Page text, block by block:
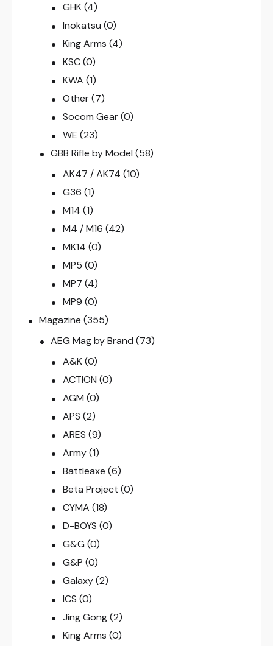
GHK (4)
Inokatsu (0)
King Arms (4)
KSC (0)
KWA (1)
Other (7)
Socom Gear (0)
WE (23)
GBB Rifle by Model (58)
AK47 / AK74 (10)
G36 (1)
M14 (1)
M4 / M16 (42)
MK14 (0)
MP5 (0)
MP7 (4)
MP9 (0)
Magazine (355)
AEG Mag by Brand (73)
A&K (0)
ACTION (0)
AGM (0)
APS (2)
ARES (9)
Army (1)
Battleaxe (6)
Beta Project (0)
CYMA (18)
D-BOYS (0)
G&G (0)
G&P (0)
Galaxy (2)
ICS (0)
Jing Gong (2)
King Arms (0)